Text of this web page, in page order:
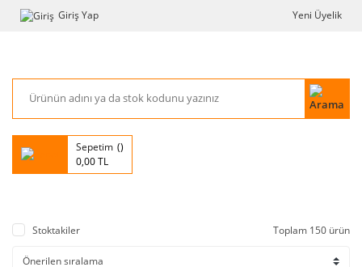
Giriş Yap Yeni Üyelik
Sepetim
0,00 TL
Stoktakiler Toplam 150 ürün